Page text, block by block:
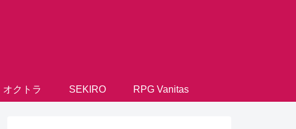
オクトラ SEKIRO RPG Vanitas